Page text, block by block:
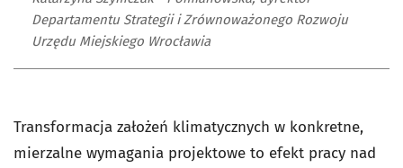
Departamentu Strategii i Zrównoważonego Rozwoju
Urzędu Miejskiego Wrocławia
Transformacja założeń klimatycznych w konkretne,
mierzalne wymagania projektowe to efekt pracy nad